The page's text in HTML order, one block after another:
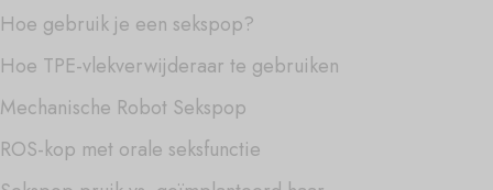
Hoe gebruik je een sekspop?
Hoe TPE-vlekverwijderaar te gebruiken
Mechanische Robot Sekspop
ROS-kop met orale seksfunctie